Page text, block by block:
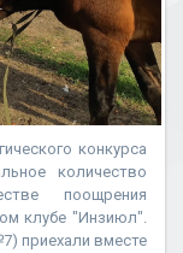
конкурса
количество
поощрения
клубе "Инзиюл".
приехали вместе